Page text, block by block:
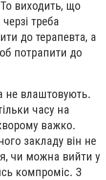
виходить, що
треба
до терапевта, а
потрапити до
не влаштовують.
часу на
важко.
закладу він не
чи можна вийти у
компроміс. З